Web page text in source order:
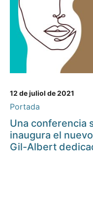
12 de juliol de 2021
Portada
Una conferencia
inaugura el
Gil-Albert